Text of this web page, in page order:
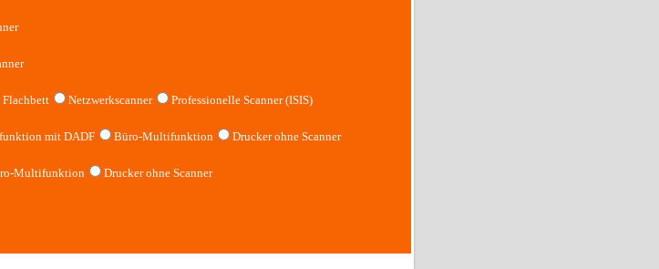
Flachbett Netzwerkscanner
Professionelle Scanner (ISIS)
mit DADF Büro-Multifunktion
Drucker ohne Scanner
Multifunktion
Drucker ohne Scanner